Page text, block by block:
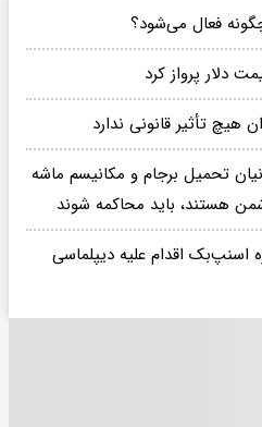
فعال می‌شود؟
دلار پرواز کرد
هیچ تأثیر قانونی ندارد
تحمیل برجام و مکانیسم ماشه
هستند، باید محاکمه شوند
اسنپ‌بک اقدام علیه دیپلماسی